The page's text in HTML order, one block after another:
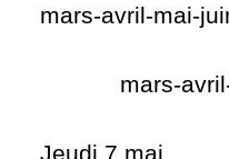
mars-avril-mai-
mars-
Jeudi 7 mai